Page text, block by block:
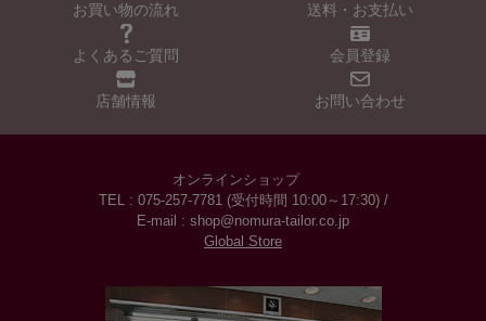
お買い物の流れ 送料・お支払い
よくあるご質問 会員登録
店舗情報 お問い合わせ
オンラインショップ
TEL : 075-257-7781 (受付時間 10:00～17:30) /
E-mail : shop@nomura-tailor.co.jp
Global Store